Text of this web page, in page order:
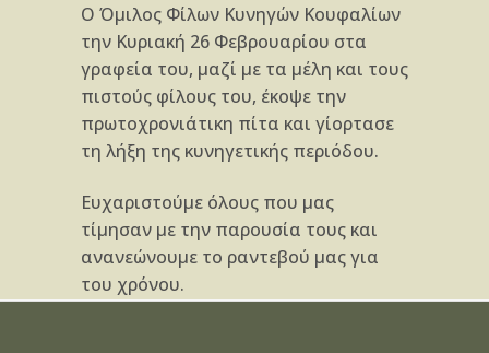
Ο Όμιλος Φίλων Κυνηγών Κουφαλίων
την Κυριακή 26 Φεβρουαρίου στα
γραφεία του, μαζί με τα μέλη και τους
πιστούς φίλους του, έκοψε την
πρωτοχρονιάτικη πίτα και γίορτασε
τη λήξη της κυνηγετικής περιόδου.
Ευχαριστούμε όλους που μας
τίμησαν με την παρουσία τους και
ανανεώνουμε το ραντεβού μας για
του χρόνου.